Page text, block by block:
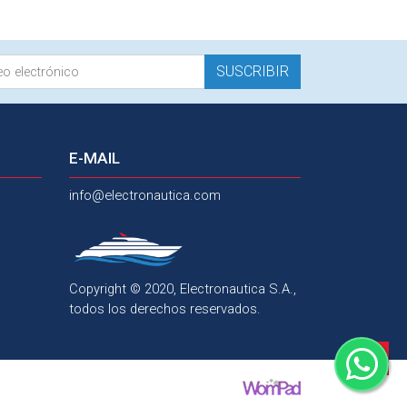
SUSCRIBIR
E-MAIL
info@electronautica.com
Copyright © 2020, Electronautica S.A.,
todos los derechos reservados.